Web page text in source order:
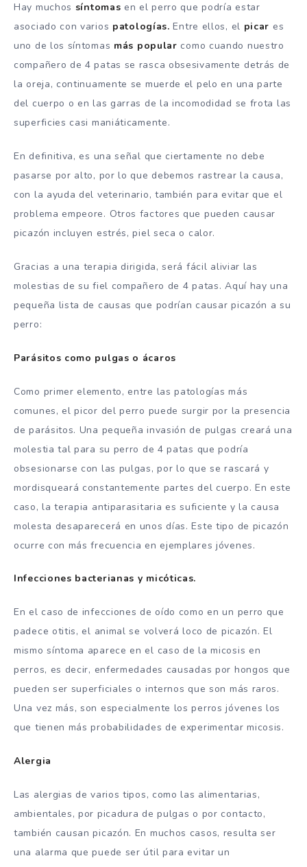
Hay muchos síntomas en el perro que podría estar
asociado con varios patologías. Entre ellos, el picar es
uno de los síntomas más popular como cuando nuestro
compañero de 4 patas se rasca obsesivamente detrás de
la oreja, continuamente se muerde el pelo en una parte
del cuerpo o en las garras de la incomodidad se frota las
superficies casi maniáticamente.
En definitiva, es una señal que ciertamente no debe
pasarse por alto, por lo que debemos rastrear la causa,
con la ayuda del veterinario, también para evitar que el
problema empeore. Otros factores que pueden causar
picazón incluyen estrés, piel seca o calor.
Gracias a una terapia dirigida, será fácil aliviar las
molestias de su fiel compañero de 4 patas. Aquí hay una
pequeña lista de causas que podrían causar picazón a su
perro:
Parásitos como pulgas o ácaros
Como primer elemento, entre las patologías más
comunes, el picor del perro puede surgir por la presencia
de parásitos. Una pequeña invasión de pulgas creará una
molestia tal para su perro de 4 patas que podría
obsesionarse con las pulgas, por lo que se rascará y
mordisqueará constantemente partes del cuerpo. En este
caso, la terapia antiparasitaria es suficiente y la causa
molesta desaparecerá en unos días. Este tipo de picazón
ocurre con más frecuencia en ejemplares jóvenes.
Infecciones bacterianas y micóticas.
En el caso de infecciones de oído como en un perro que
padece otitis, el animal se volverá loco de picazón. El
mismo síntoma aparece en el caso de la micosis en
perros, es decir, enfermedades causadas por hongos que
pueden ser superficiales o internos que son más raros.
Una vez más, son especialmente los perros jóvenes los
que tienen más probabilidades de experimentar micosis.
Alergia
Las alergias de varios tipos, como las alimentarias,
ambientales, por picadura de pulgas o por contacto,
también causan picazón. En muchos casos, resulta ser
una alarma que puede ser útil para evitar un